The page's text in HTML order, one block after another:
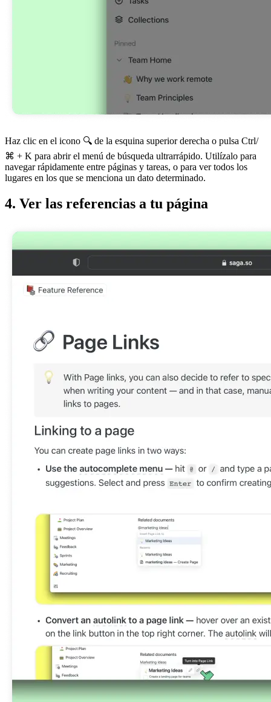
Haz clic en el icono 🔍 de la esquina superior derecha o pulsa Ctrl/
⌘ + K para abrir el menú de búsqueda ultrarrápido. Utilízalo para
navegar rápidamente entre páginas y tareas, o para ver todos los
lugares en los que se menciona un dato determinado.
4. Ver las referencias a tu página